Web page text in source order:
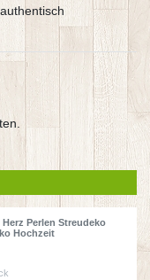
Perlen Streudeko
Hochzeit